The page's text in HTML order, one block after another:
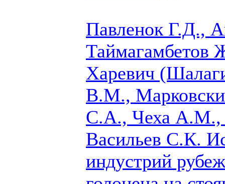
Павленок Г.Д.,
Харевич
В.М.,
С.А., Чеха А.М.,
Васильев С.К.
индустрий